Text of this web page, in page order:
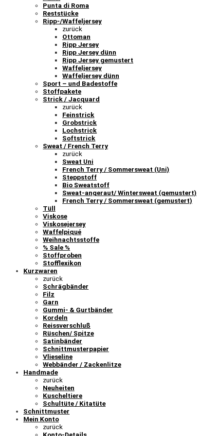
Punta di Roma
Reststücke
Ripp-/Waffeljersey
zurück
Ottoman
Ripp Jersey
Ripp Jersey dünn
Ripp Jersey gemustert
Waffeljersey
Waffeljersey dünn
Sport – und Badestoffe
Stoffpakete
Strick / Jacquard
zurück
Feinstrick
Grobstrick
Lochstrick
Softstrick
Sweat / French Terry
zurück
Sweat Uni
French Terry / Sommersweat (Uni)
Steppstoff
Bio Sweatstoff
Sweat-angeraut/ Wintersweat (gemustert)
French Terry / Sommersweat (gemustert)
Tüll
Viskose
Viskosejersey
Waffelpiqué
Weihnachtsstoffe
% Sale %
Stoffproben
Stofflexikon
Kurzwaren
zurück
Schrägbänder
Filz
Garn
Gummi- & Gurtbänder
Kordeln
Reissverschluß
Rüschen/ Spitze
Satinbänder
Schnittmusterpapier
Vlieseline
Webbänder / Zackenlitze
Handmade
zurück
Neuheiten
Kuscheltiere
Schultüte / Kitatüte
Schnittmuster
Mein Konto
zurück